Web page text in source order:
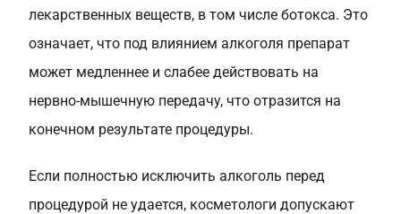
лекарственных веществ, в том числе ботокса. Это
означает, что под влиянием алкоголя препарат
может медленнее и слабее действовать на
нервно-мышечную передачу, что отразится на
конечном результате процедуры.
Если полностью исключить алкоголь перед
процедурой не удается, косметологи допускают